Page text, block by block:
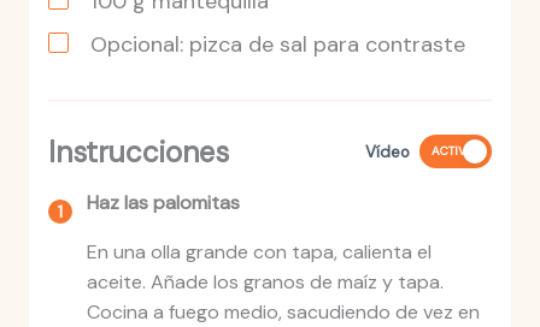
Opcional: pizca de sal para contraste
Instrucciones Vídeo ACTIVO
Haz las palomitas
En una olla grande con tapa, calienta el
aceite. Añade los granos de maíz y tapa.
Cocina a fuego medio, sacudiendo de vez en